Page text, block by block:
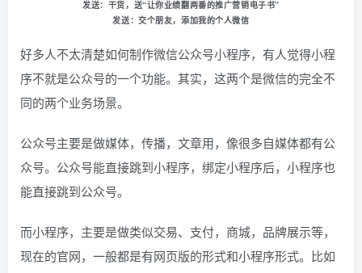
发送： 干货，送“让你业绩翻两番的推广营销电子书”
发送：交个朋友，添加我的个人微信
好多人不太清楚如何制作微信公众号小程序，有人觉得小程
序不就是公众号的一个功能。其实，这两个是微信的完全不
同的两个业务场景。
公众号主要是做媒体，传播，文章用，像很多自媒体都有公
众号。公众号能直接跳到小程序，绑定小程序后，小程序也
能直接跳到公众号。
而小程序，主要是做类似交易、支付，商城，品牌展示等，
现在的官网，一般都是有网页版的形式和小程序形式。比如